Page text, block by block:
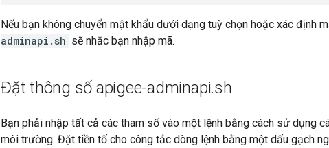
Nếu bạn không chuyển mật khẩu dưới dạng tuỳ chọn hoặc xác định
adminapi.sh sẽ nhắc bạn nhập mã.
Đặt thông số apigee-adminapi.sh
Bạn phải nhập tất cả các tham số vào một lệnh bằng cách sử dụng
môi trường. Đặt tiền tố cho công tắc dòng lệnh bằng một dấu gạch